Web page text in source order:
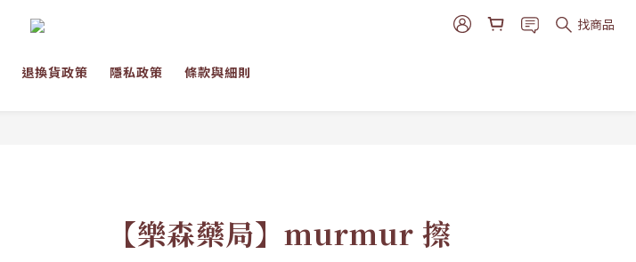
找商品
退換貨政策 隱私政策 條款與細則
【樂森藥局】murmur 擦